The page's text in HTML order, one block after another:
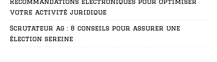
votre activité juridique
Scrutateur ag : 8 conseils pour assurer une
élection sereine